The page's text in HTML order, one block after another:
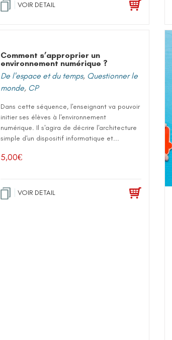
VOIR DETAIL
Comment s’approprier un
environnement numérique ?
De l'espace et du temps, Questionner le
monde, CP
Dans cette séquence, l'enseignant va pouvoir
initier ses élèves à l'environnement
numérique. Il s'agira de décrire l'architecture
simple d'un dispositif informatique et...
5,00€
VOIR DETAIL